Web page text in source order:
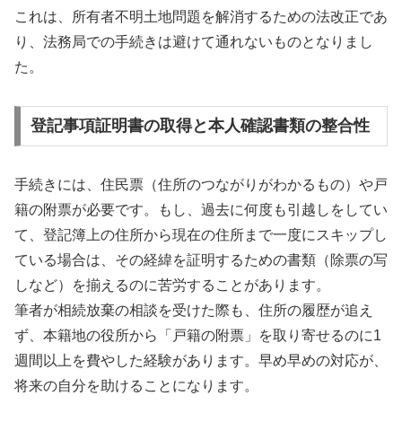
これは、所有者不明土地問題を解消するための法改正であ
り、法務局での手続きは避けて通れないものとなりまし
た。
登記事項証明書の取得と本人確認書類の整合性
手続きには、住民票（住所のつながりがわかるもの）や戸
籍の附票が必要です。もし、過去に何度も引越しをしてい
て、登記簿上の住所から現在の住所まで一度にスキップし
ている場合は、その経緯を証明するための書類（除票の写
しなど）を揃えるのに苦労することがあります。
筆者が相続放棄の相談を受けた際も、住所の履歴が追え
ず、本籍地の役所から「戸籍の附票」を取り寄せるのに1
週間以上を費やした経験があります。早め早めの対応が、
将来の自分を助けることになります。